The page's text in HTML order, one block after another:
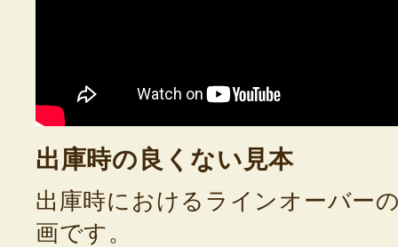
出庫時の良くない見本
出庫時におけるラインオーバー
画です。